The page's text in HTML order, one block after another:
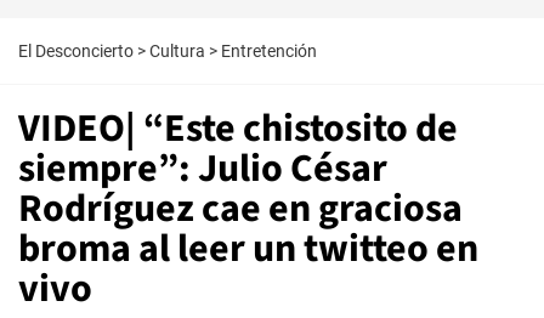
El Desconcierto >Cultura > Entretención
VIDEO| “Este chistosito de
siempre”: Julio César
Rodríguez cae en graciosa
broma al leer un twitteo en
vivo